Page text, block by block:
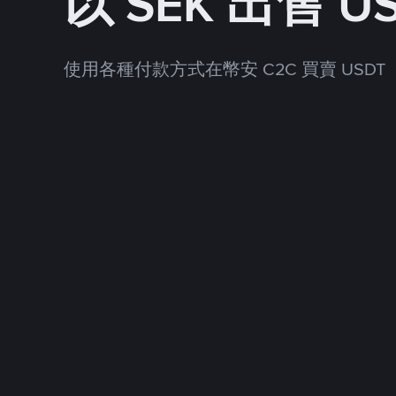
使用各種付款方式在幣安 C2C 買賣 USDT